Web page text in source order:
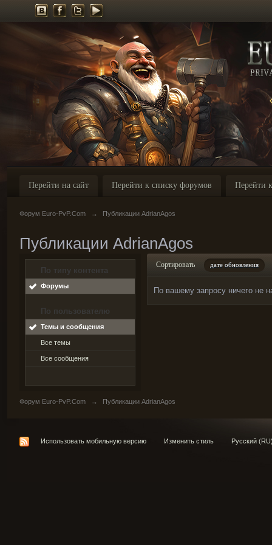
Перейти на сайт Перейти к списку форумов Перейти
Форум Euro-PvP.Com → Публикации AdrianAgos
Публикации AdrianAgos
По типу контента
Форумы
По пользователю
Темы и сообщения
Все темы
Все сообщения
Сортировать дате обновления
По вашему запросу ничего не
Форум Euro-PvP.Com → Публикации AdrianAgos
Использовать мобильную версию Изменить стиль Русский